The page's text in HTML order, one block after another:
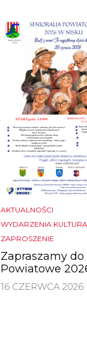
AKTUALNOŚCI
WYDARZENIA
ZAPROSZENIE
Zapraszamy do
Powiatowe
16 CZERWCA 2026